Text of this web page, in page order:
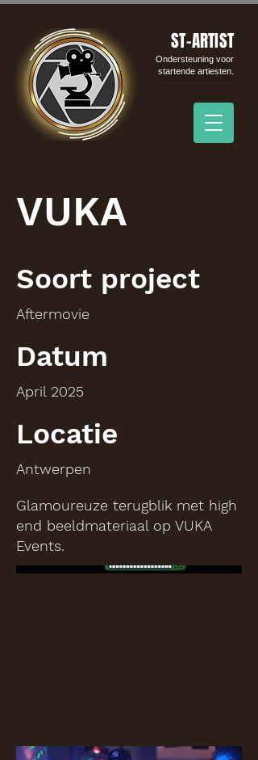
ST-ARTIST
Ondersteuning voor
startende artiesten.
VUKA
Soort project
Aftermovie
Datum
April 2025
Locatie
Antwerpen
Glamoureuze terugblik met high
end beeldmateriaal op VUKA
Events.